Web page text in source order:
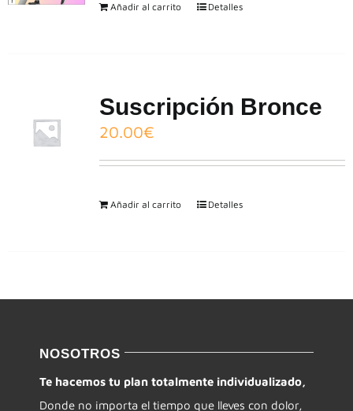
Añadir al carrito Detalles
Suscripción Bronce
20.00€
Añadir al carrito Detalles
NOSOTROS
Te hacemos tu plan totalmente individualizado,
Donde no importa el tiempo que lleves con dolor,